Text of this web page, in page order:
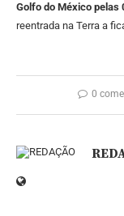
Golfo do México pelas
reentrada na Terra a
0